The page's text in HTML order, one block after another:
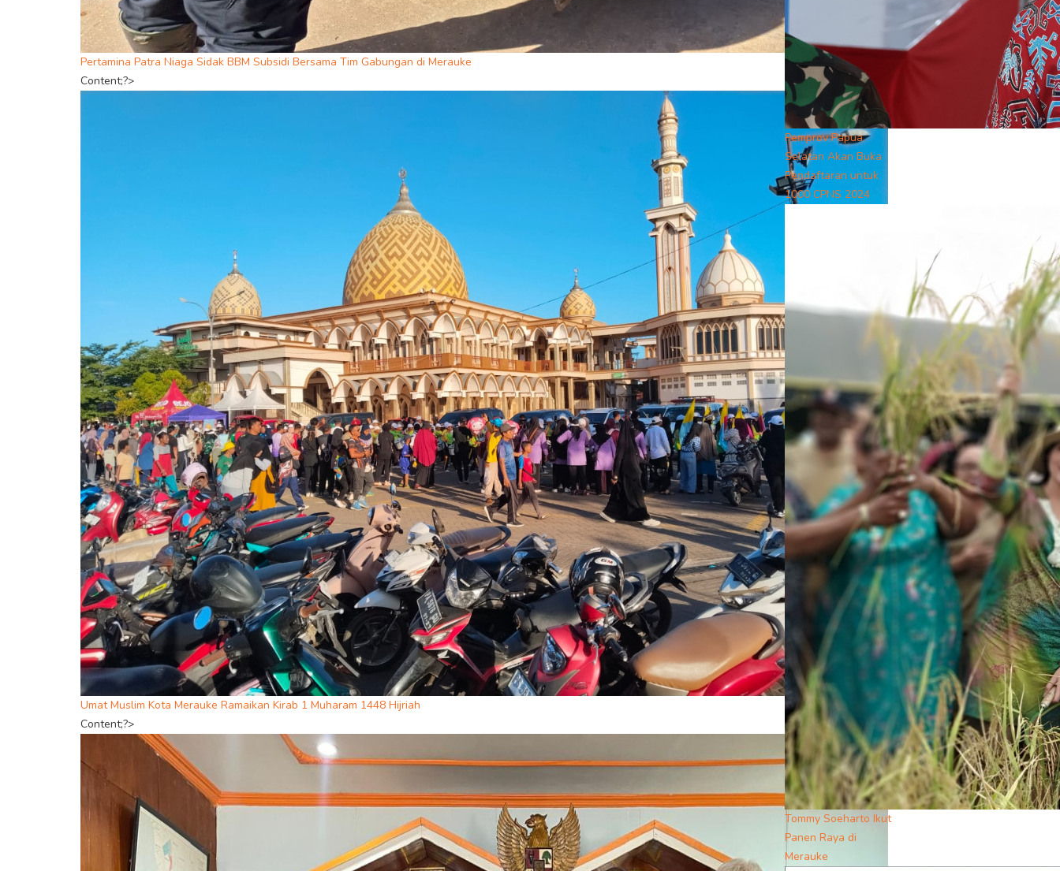
Pertamina Patra Niaga Sidak BBM Subsidi Bersama Tim Gabungan di Merauke
Content;?>
Umat Muslim Kota Merauke Ramaikan Kirab 1 Muharam 1448 Hijriah
Content;?>
Pemprov Papua
Selatan Akan Buka
Pendaftaran untuk
1000 CPNS 2024
Tommy Soeharto Ikut
Panen Raya di
Merauke